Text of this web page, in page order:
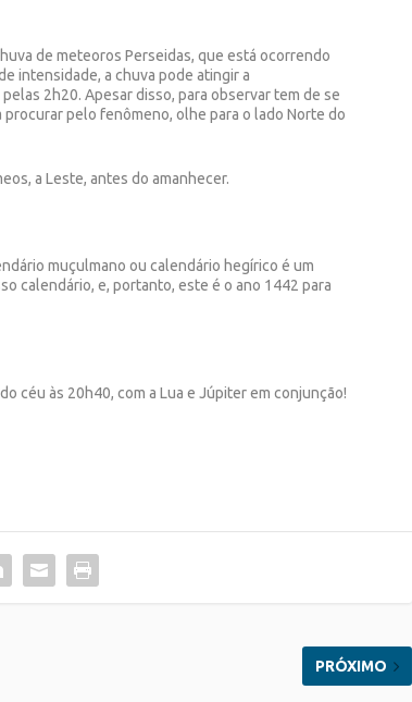
de meteoros Perseidas, que está ocorrendo
intensidade, a chuva pode atingir a
2h20. Apesar disso, para observar tem de se
pelo fenômeno, olhe para o lado Norte do
a Leste, antes do amanhecer.
muçulmano ou calendário hegírico é um
calendário, e, portanto, este é o ano 1442 para
céu às 20h40, com a Lua e Júpiter em conjunção!
PRÓXIMO